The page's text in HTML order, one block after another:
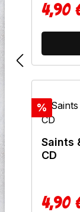
4,90
Rabatt
%
Saints
CD
4,90